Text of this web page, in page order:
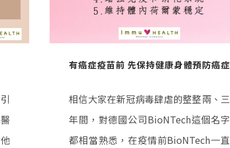
有癌症疫苗前 先保持健康身體預防癌症
相信大家在新冠病毒肆虐的整整兩、三
年間，對德國公司BioNTech這個名字
都相當熟悉，在疫情前BioNTech一直